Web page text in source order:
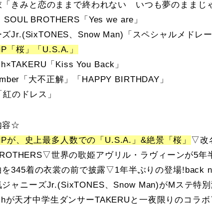
「きみと恋のままで終われない いつも夢のままじ
BROTHERS「Yes we are」
ズJr.(SixTONES、Snow Man)「スペシャルメドレー
「桜」「U.S.A.」
「Kiss You Back」
「大不正解」「HAPPY BIRTHDAY」
のドレス」
容☆
が、史上最多人数での「U.S.A.」&絶景「桜」 ▽改
世界の歌姫アヴリル・ラヴィーンが5
を345着の衣裳の前で披露▽1年半ぶりの登場!back
ャニーズJr.(SixTONES、Snow Man)がMステ特
が天才中学生ダンサーTAKERUと一夜限りのコラ